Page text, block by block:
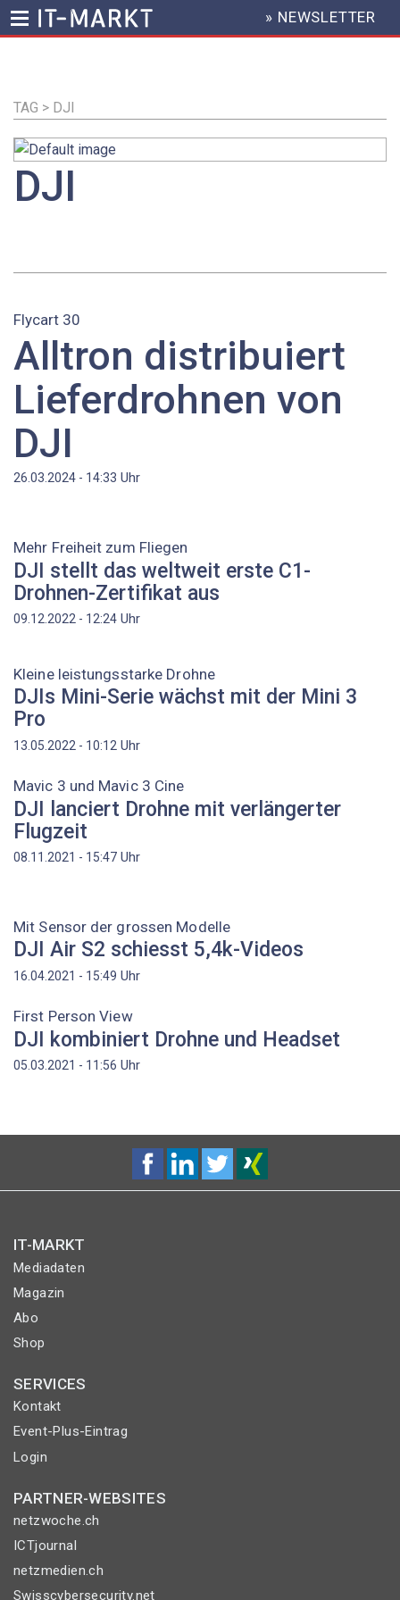
Inhalt
HEADER
MENU
» NEWSLETTER
TAG > DJI
DJI
Flycart 30
Alltron distribuiert
Lieferdrohnen von
DJI
26.03.2024 - 14:33 Uhr
Mehr Freiheit zum Fliegen
DJI stellt das weltweit erste C1-
Drohnen-Zertifikat aus
09.12.2022 - 12:24 Uhr
Kleine leistungsstarke Drohne
DJIs Mini-Serie wächst mit der Mini 3
Pro
13.05.2022 - 10:12 Uhr
Mavic 3 und Mavic 3 Cine
DJI lanciert Drohne mit verlängerter
Flugzeit
08.11.2021 - 15:47 Uhr
Mit Sensor der grossen Modelle
DJI Air S2 schiesst 5,4k-Videos
16.04.2021 - 15:49 Uhr
First Person View
DJI kombiniert Drohne und Headset
05.03.2021 - 11:56 Uhr
IT-MARKT
Mediadaten
Magazin
Abo
Shop
SERVICES
Kontakt
Event-Plus-Eintrag
Login
PARTNER-WEBSITES
netzwoche.ch
ICTjournal
netzmedien.ch
Swisscybersecurity.net